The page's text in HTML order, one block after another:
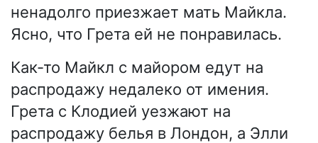
ненадолго приезжает мать Майкла.
Ясно, что Грета ей не понравилась.
Как-то Майкл с майором едут на
распродажу недалеко от имения.
Грета с Клодией уезжают на
распродажу белья в Лондон, а Элли